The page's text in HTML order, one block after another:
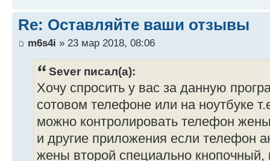
Re: Оставляйте ваши отзывы
m6s4i » 23 мар 2018, 08:06
Sever писал(а):
Хочу спросить у вас за данную
сотовом телефоне или на ноутбуке
можно контролировать телефон
и другие приложения если телефон
жены второй специально кнопочный,